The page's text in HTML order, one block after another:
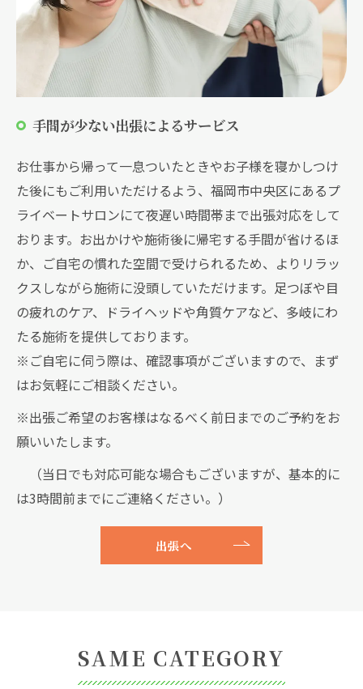
手間が少ない出張によるサービス
お仕事から帰って一息ついたときやお子様を寝かしつけ
た後にもご利用いただけるよう、福岡市中央区にあるプ
ライベートサロンにて夜遅い時間帯まで出張対応をして
おります。お出かけや施術後に帰宅する手間が省けるほ
か、ご自宅の慣れた空間で受けられるため、よりリラッ
クスしながら施術に没頭していただけます。足つぼや目
の疲れのケア、ドライヘッドや角質ケアなど、多岐にわ
たる施術を提供しております。
※ご自宅に伺う際は、確認事項がございますので、まず
はお気軽にご相談ください。
※出張ご希望のお客様はなるべく前日までのご予約をお
願いいたします。
（当日でも対応可能な場合もございますが、基本的に
は3時間前までにご連絡ください。）
出張へ
SAME CATEGORY